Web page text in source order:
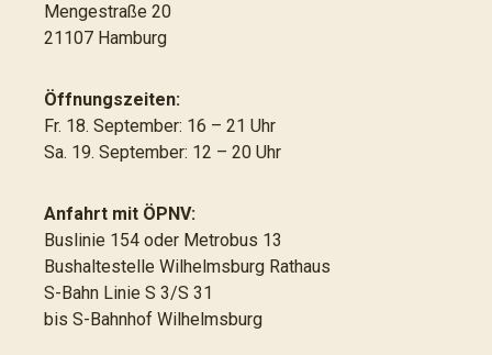
Mengestraße 20
21107 Hamburg
Öffnungszeiten:
Fr. 18. September: 16 – 21 Uhr
Sa. 19. September: 12 – 20 Uhr
Anfahrt mit ÖPNV:
Buslinie 154 oder Metrobus 13
Bushaltestelle Wilhelmsburg Rathaus
S-Bahn Linie S 3/S 31
bis S-Bahnhof Wilhelmsburg